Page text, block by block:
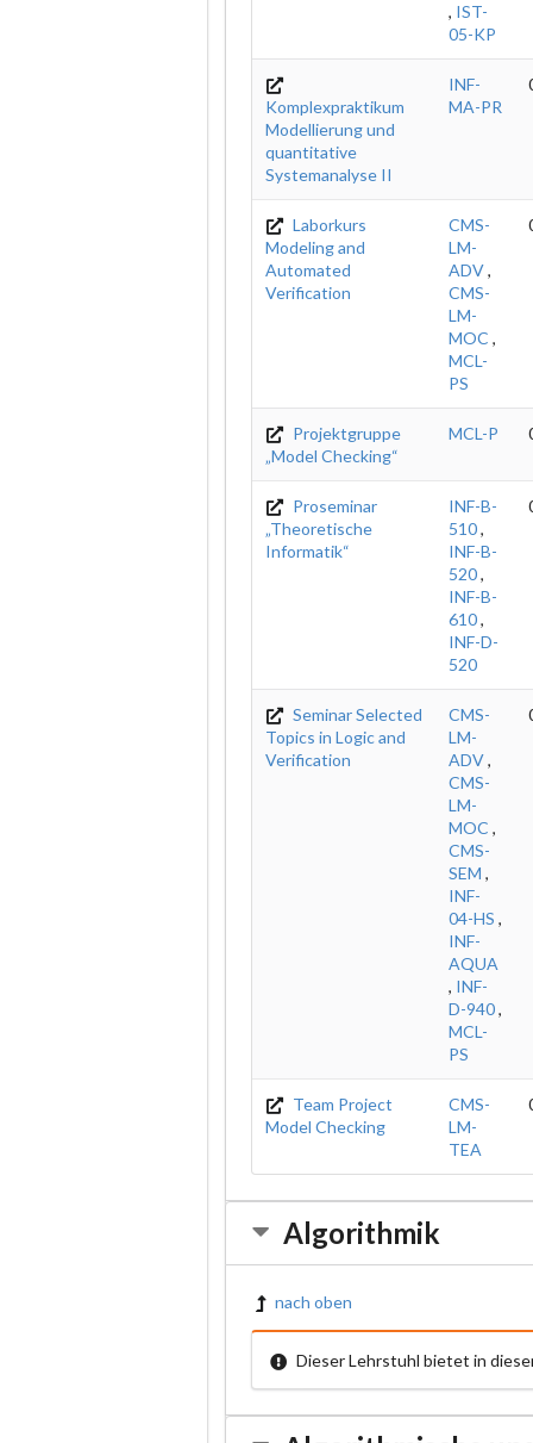
, IST-
05-KP
Komplexpraktikum
Modellierung und
quantitative
Systemanalyse II
INF-
MA-PR
Laborkurs
Modeling and
Automated
Verification
CMS-
LM-
ADV,
CMS-
LM-
MOC ,
MCL-
PS
Projektgruppe
„Model Checking“
MCL-P
Proseminar
„Theoretische
Informatik“
INF-B-
510,
INF-B-
520,
INF-B-
610,
INF-D-
520
Seminar Selected
Topics in Logic and
Verification
CMS-
LM-
ADV,
CMS-
LM-
MOC ,
CMS-
SEM ,
INF-
04-HS ,
INF-
AQUA
, INF-
D-940,
MCL-
PS
Team Project
Model Checking
CMS-
LM-
TEA
Algorithmik
nach oben
Dieser Lehrstuhl bietet in